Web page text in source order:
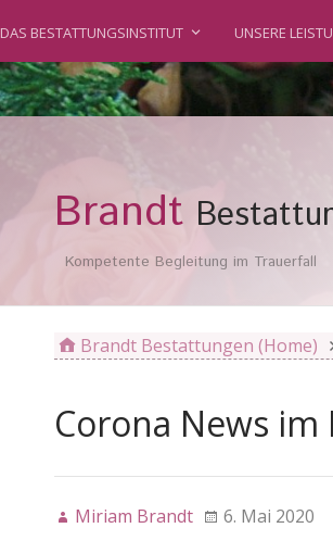
DAS BESTATTUNGSINSTITUT UNSERE
Brandt
Kompetente Begleitung im Trauerfall
Brandt Bestattungen (Home)
Corona News
Miriam Brandt 6. Mai 2020